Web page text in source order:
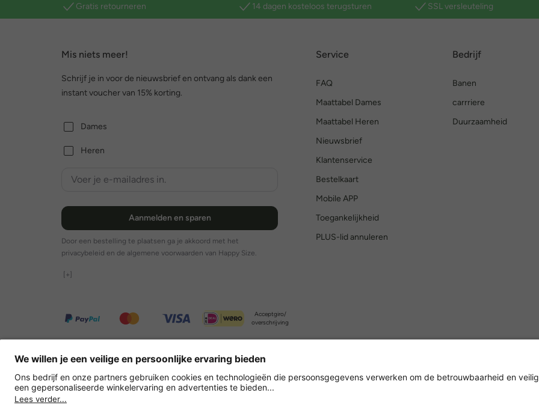
Gratis retourneren 14 dagen kosteloos terugsturen SSL versleuteling
Mis niets meer!
Schrijf je in voor de nieuwsbrief en ontvang als dank een
instant voucher van 15% korting.
Dames
Heren
Aanmelden en sparen
Door een bestelling te plaatsen ga je akkoord met het
privacybeleid en de algemene voorwaarden van Happy Size.
[+]
Service
FAQ
Maattabel Dames
Maattabel Heren
Nieuwsbrief
Klantenservice
Bestelkaart
Mobile APP
Toegankelijkheid
PLUS-lid annuleren
Bedrijf
Banen
carrriere
Duurzaamheid
Acceptgiro/
overschrijving
Overige webwinkels
Nederland
Versleuteling met